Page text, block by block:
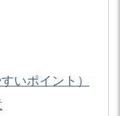
いポイント）